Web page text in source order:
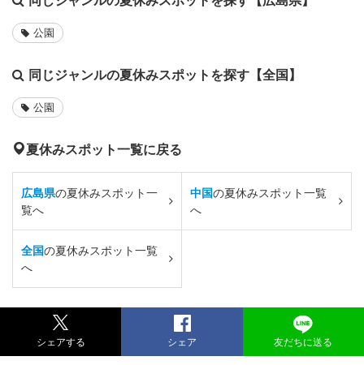
公園
同じジャンルの夏休みスポットを探す【全国】
公園
夏休みスポット一覧に戻る
広島県の夏休みスポット一
覧へ
中国の夏休みスポット一覧
へ
全国の夏休みスポット一覧
へ
シェアする シェア 友だちに送る